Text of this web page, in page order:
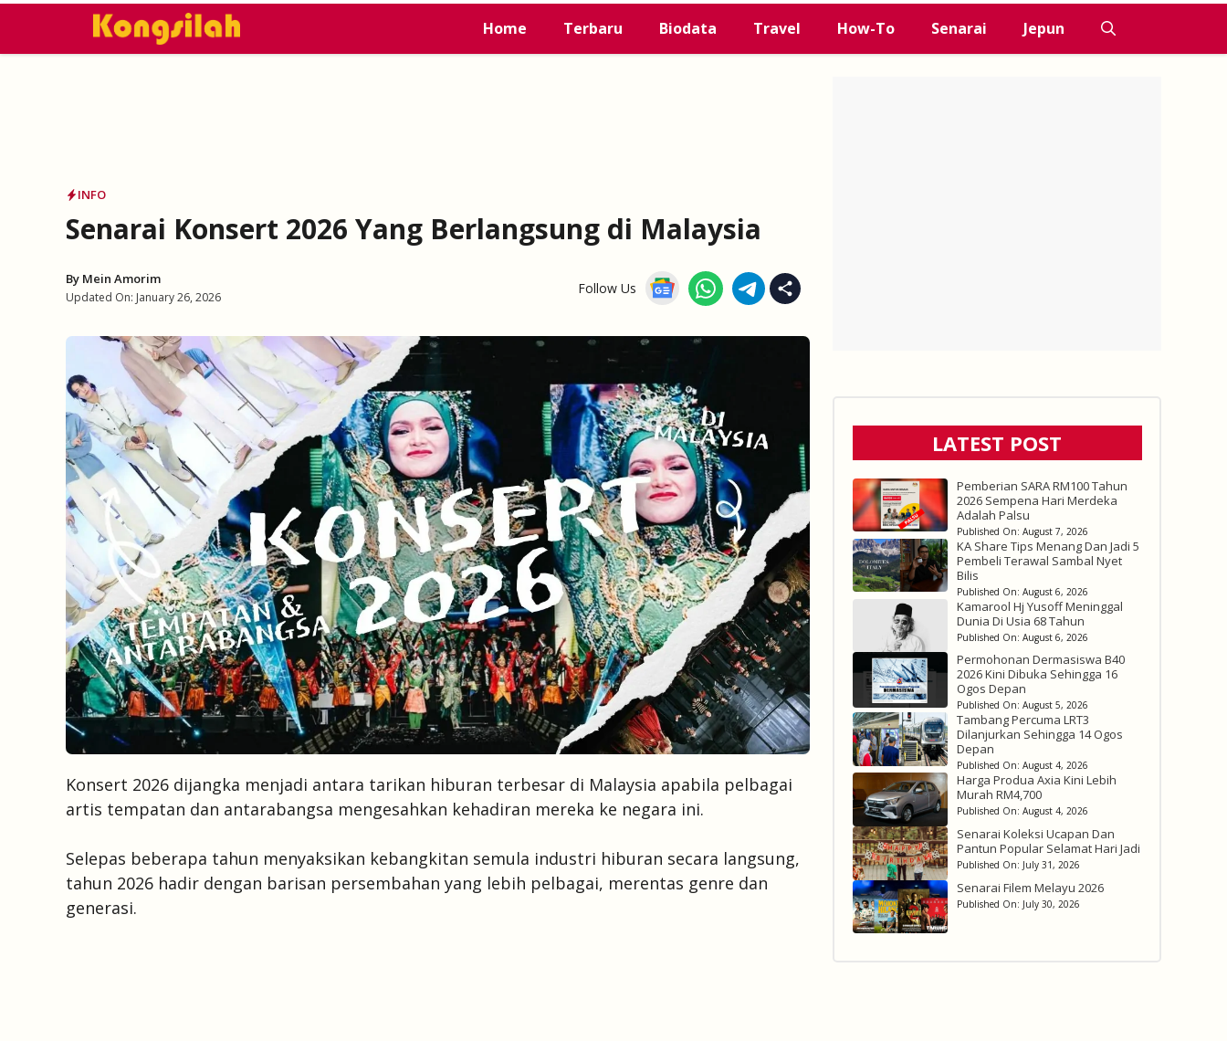
Home Terbaru Biodata Travel How-To Senarai Jepun
INFO
Senarai Konsert 2026 Yang Berlangsung di Malaysia
By Mein Amorim
Updated On: January 26, 2026
Follow Us
Konsert 2026 dijangka menjadi antara tarikan hiburan terbesar di Malaysia apabila pelbagai
artis tempatan dan antarabangsa mengesahkan kehadiran mereka ke negara ini.
Selepas beberapa tahun menyaksikan kebangkitan semula industri hiburan secara langsung,
tahun 2026 hadir dengan barisan persembahan yang lebih pelbagai, merentas genre dan
generasi.
LATEST POST
Pemberian SARA RM100 Tahun
2026 Sempena Hari Merdeka
Adalah Palsu
Published On: August 7, 2026
KA Share Tips Menang Dan Jadi 5
Pembeli Terawal Sambal Nyet
Bilis
Published On: August 6, 2026
Kamarool Hj Yusoff Meninggal
Dunia Di Usia 68 Tahun
Published On: August 6, 2026
Permohonan Dermasiswa B40
2026 Kini Dibuka Sehingga 16
Ogos Depan
Published On: August 5, 2026
Tambang Percuma LRT3
Dilanjurkan Sehingga 14 Ogos
Depan
Published On: August 4, 2026
Harga Produa Axia Kini Lebih
Murah RM4,700
Published On: August 4, 2026
Senarai Koleksi Ucapan Dan
Pantun Popular Selamat Hari Jadi
Published On: July 31, 2026
Senarai Filem Melayu 2026
Published On: July 30, 2026